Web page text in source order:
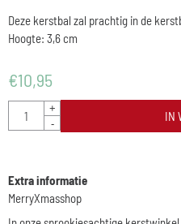
Deze kerstbal zal prachtig in de
Hoogte: 3,6 cm
€10,95
Aantal
+
-
IN
Extra informatie
MerryXmasshop